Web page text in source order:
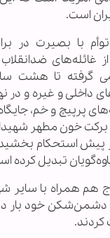
است.
با بصیرت در
غائله‌های
گرفته تا هشت
داخلی و غیره و در
پرپیچ و خم،
خون مطهر شهیدان و
پیش استحکام
تبدیل کرده
هم همراه با سایر
خود بار
کردند.